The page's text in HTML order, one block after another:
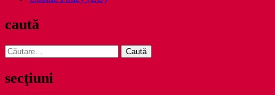
caută
Caută
după:
secţiuni